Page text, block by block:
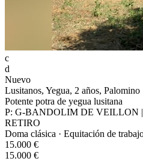
c
d
Nuevo
Lusitanos, Yegua, 2 años, Palomino
Potente potra de yegua lusitana
P: G-BANDOLIM DE VEILLON
RETIRO
Doma clásica · Equitación de
15.000 €
15.000 €